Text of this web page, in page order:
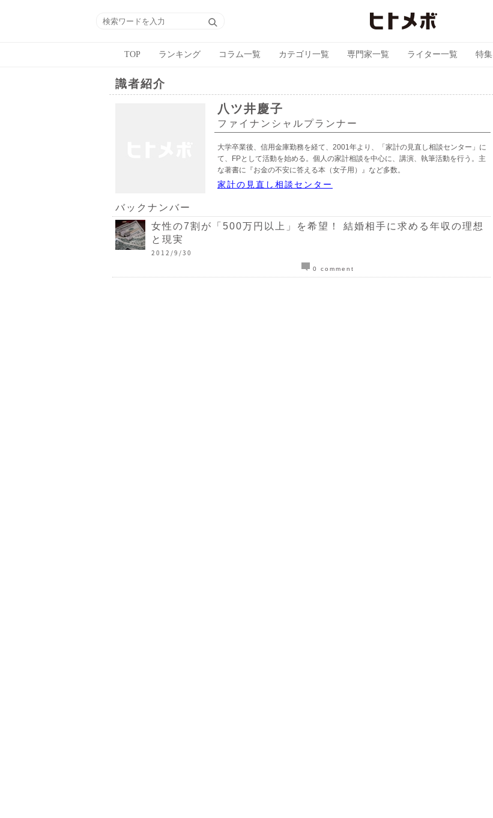
TOP ランキング コラム一覧 カテゴリ一覧 専門家一覧 ライター一覧 特集
識者紹介
八ツ井慶子
ファイナンシャルプランナー
大学卒業後、信用金庫勤務を経て、2001年より、「家計の見直し相談センター」に
て、FPとして活動を始める。個人の家計相談を中心に、講演、執筆活動を行う。主
な著書に『お金の不安に答える本（女子用）』など多数。
家計の見直し相談センター
バックナンバー
女性の7割が「500万円以上」を希望！ 結婚相手に求める年収の理想
と現実
2012/9/30
0 comment